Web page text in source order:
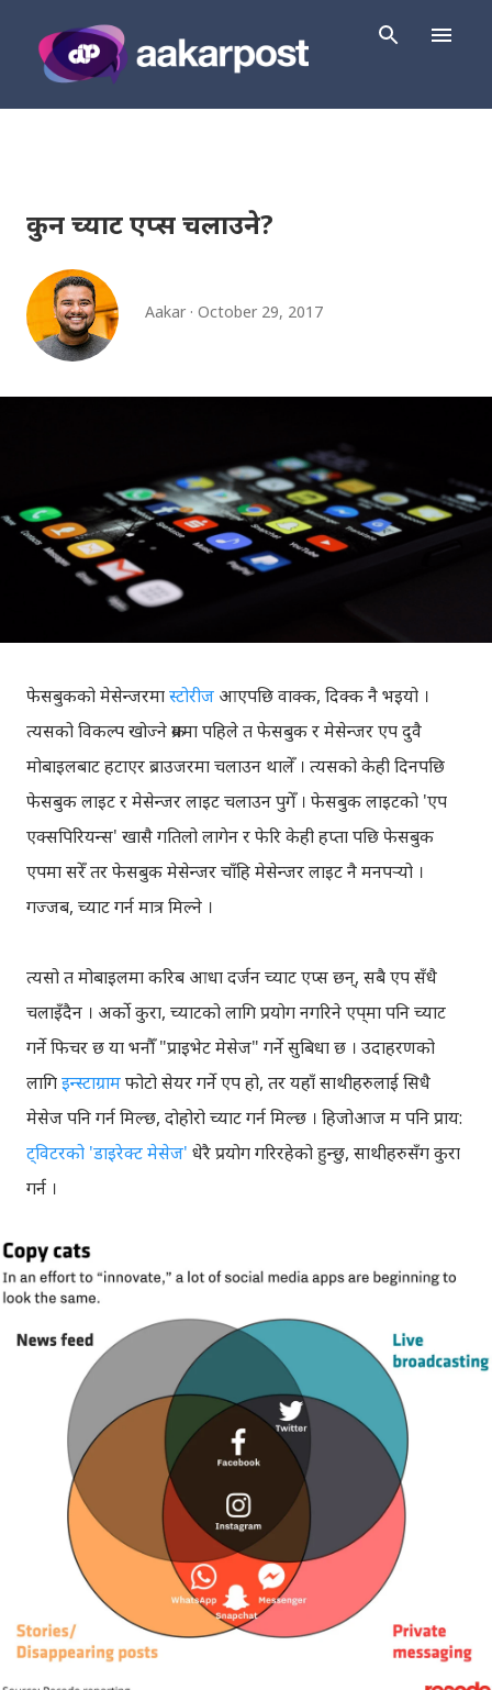
कुन च्याट एप्स चलाउने?
Aakar October 29, 2017
फेसबुकको मेसेन्जरमास्टोरीज आएपछि वाक्क, दिक्क नै भइयो ।
त्यसको विकल्प खोज्ने क्रममा पहिले त फेसबुक र मेसेन्जर एप दुवै
मोबाइलबाट हटाएर ब्राउजरमा चलाउन थालेँ । त्यसको केही दिनपछि
फेसबुक लाइट र मेसेन्जर लाइट चलाउन पुगेँ । फेसबुक लाइटको 'एप
एक्सपिरियन्स' खासै गतिलो लागेन र फेरि केही हप्ता पछि फेसबुक
एपमा सरेँ तर फेसबुक मेसेन्जर चाँहि मेसेन्जर लाइट नै मनपर्‍यो ।
गज्जब, च्याट गर्न मात्र मिल्ने ।
त्यसो त मोबाइलमा करिब आधा दर्जन च्याट एप्स छन्, सबै एप सँधै
चलाइँदैन । अर्को कुरा, च्याटको लागि प्रयोग नगरिने एप्‌मा पनि च्याट
गर्ने फिचर छ या भनौँ "प्राइभेट मेसेज" गर्ने सुबिधा छ । उदाहरणको
लागिइन्स्टाग्रामफोटो सेयर गर्ने एप हो, तर यहाँ साथीहरुलाई सिधै
मेसेज पनि गर्न मिल्छ, दोहोरो च्याट गर्न मिल्छ । हिजोआज म पनि प्राय:
ट्विटरको 'डाइरेक्ट मेसेज' धेरै प्रयोग गरिरहेको हुन्छु, साथीहरुसँग कुरा
गर्न ।